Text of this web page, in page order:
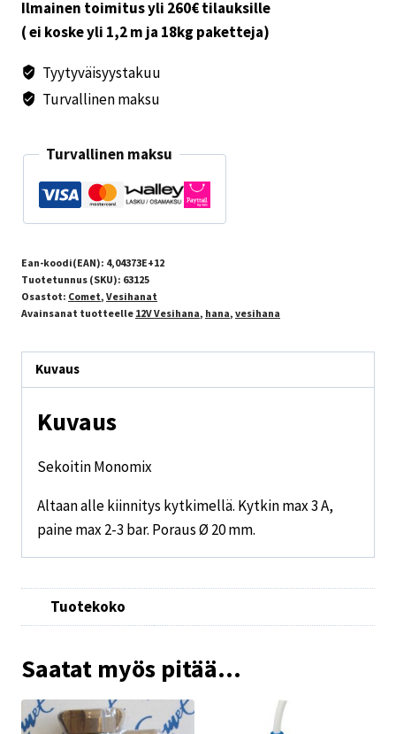
Ilmainen toimitus yli 260€ tilauksille
( ei koske yli 1,2 m ja 18kg paketteja)
Tyytyväisyystakuu
Turvallinen maksu
Turvallinen maksu
Ean-koodi(EAN): 4,04373E+12
Tuotetunnus (SKU): 63125
Osastot: Comet, Vesihanat
Avainsanat tuotteelle 12V Vesihana, hana, vesihana
Kuvaus
Kuvaus
Sekoitin Monomix
Altaan alle kiinnitys kytkimellä. Kytkin max 3 A,
paine max 2-3 bar. Poraus Ø 20 mm.
Tuotekoko
Saatat myös pitää...